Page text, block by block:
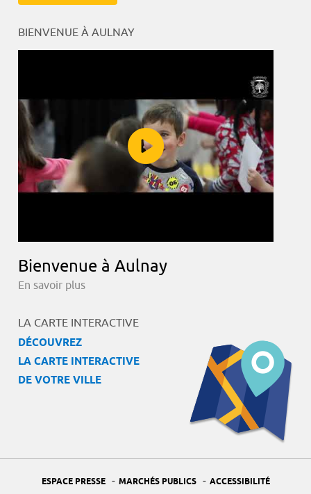
BIENVENUE À AULNAY
Bienvenue à Aulnay
En savoir plus
LA CARTE INTERACTIVE
DÉCOUVREZ
LA CARTE INTERACTIVE
DE VOTRE VILLE
ESPACE PRESSE - MARCHÉS PUBLICS - ACCESSIBILITÉ